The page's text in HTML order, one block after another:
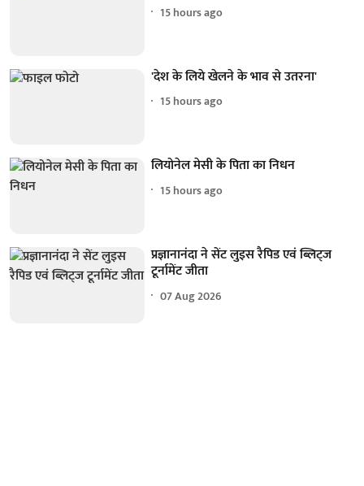
15 hours ago
'देश के लिये खेलने के भाव से उतरना'
15 hours ago
लियोनेल मेसी के पिता का निधन
15 hours ago
प्रज्ञानानंदा ने सेंट लुइस रैपिड एवं ब्लिट्ज
टूर्नामेंट जीता
07 Aug 2026